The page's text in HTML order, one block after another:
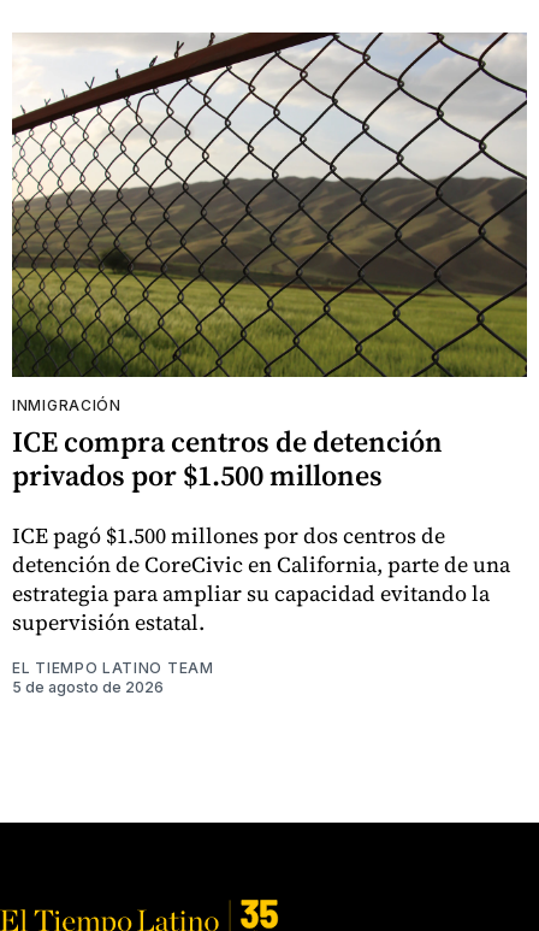
INMIGRACIÓN
ICE compra centros de detención
privados por $1.500 millones
ICE pagó $1.500 millones por dos centros de
detención de CoreCivic en California, parte de una
estrategia para ampliar su capacidad evitando la
supervisión estatal.
EL TIEMPO LATINO TEAM
5 de agosto de 2026